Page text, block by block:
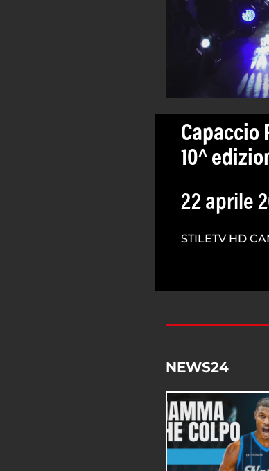
Capaccio
10^
22 aprile
STILETV HD
NEWS24